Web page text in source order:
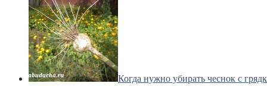
Когда нужно убирать чеснок с